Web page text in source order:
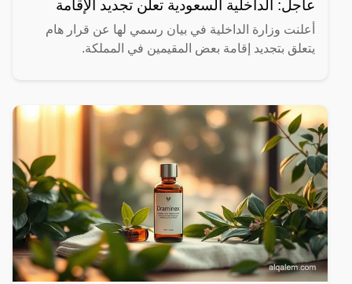
عاجل: الداخلية السعودية تعلن تجديد الإقامة
أعلنت وزارة الداخلية في بيان رسمي لها عن قرار هام
يتعلق بتجديد إقامة بعض المقيمين في المملكة.